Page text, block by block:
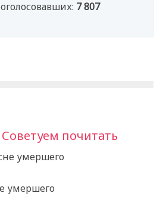
7 807
Советуем почитать
умершего